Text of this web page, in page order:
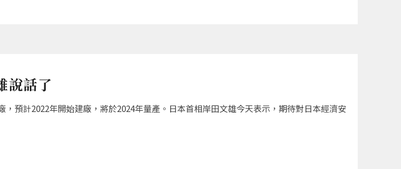
說話了
預計2022年開始建廠，將於2024年量產。日本首相岸田文雄今天表示，期待對日本經濟安